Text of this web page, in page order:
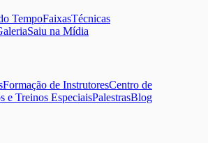
TempoFaixasTécnicas
Saiu na Mídia
Formação de InstrutoresCentro de
e Treinos EspeciaisPalestrasBlog